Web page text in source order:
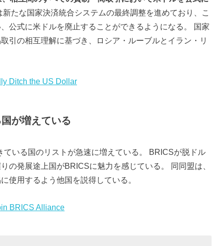
新たな国家決済統合システムの最終調整を進めており、こ
公式に米ドルを廃止することができるようになる。 国家
引の相互理解に基づき、ロシア・ルーブルとイラン・リ
Ditch the US Dollar
が増えている
いる国のリストが急速に増えている。 BRICSが脱ドル
の発展途上国がBRICSに魅力を感じている。 同同盟は、
使用するよう他国を説得している。
BRICS Alliance